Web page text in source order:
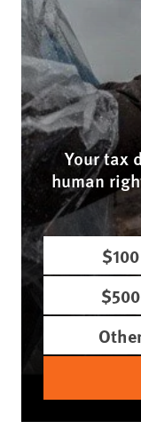
Your tax
human
$100
$500